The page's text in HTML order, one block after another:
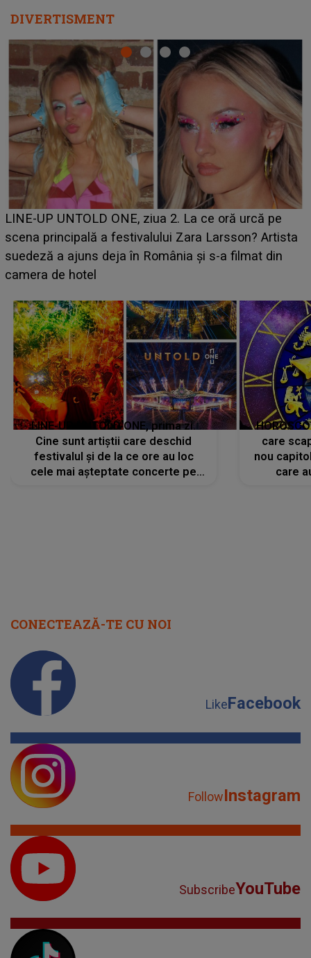
DIVERTISMENT
Ce a dezvăluit noua concurentă din "Casa Iubirii" l-a
luat prin surprindere pe Emanuel. CINE ESTE
BĂIATUL VIZAT de Alexandra?! Aflându-se în fața
faptului împlinit, A RECUNOSCUT IMEDIAT: "Am
LINE-UP UNTOLD ONE, prima zi.
Cine sunt artiștii care deschid
festivalul și de la ce ore au loc
cele mai așteptate concerte pe
care
nou
care
CONECTEAZĂ-TE CU NOI
LikeFacebook
FollowInstagram
SubscribeYouTube